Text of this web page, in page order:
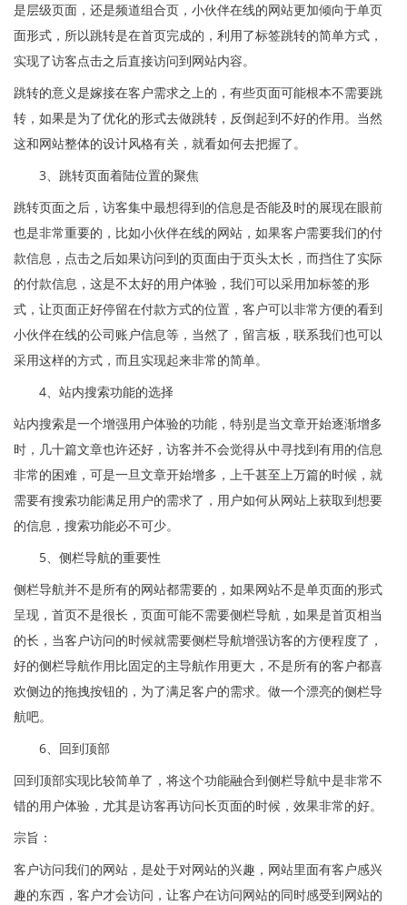
是层级页面，还是频道组合页，小伙伴在线的网站更加倾向于单页
面形式，所以跳转是在首页完成的，利用了标签跳转的简单方式，
实现了访客点击之后直接访问到网站内容。
跳转的意义是嫁接在客户需求之上的，有些页面可能根本不需要跳
转，如果是为了优化的形式去做跳转，反倒起到不好的作用。当然
这和网站整体的设计风格有关，就看如何去把握了。
3、跳转页面着陆位置的聚焦
跳转页面之后，访客集中最想得到的信息是否能及时的展现在眼前
也是非常重要的，比如小伙伴在线的网站，如果客户需要我们的付
款信息，点击之后如果访问到的页面由于页头太长，而挡住了实际
的付款信息，这是不太好的用户体验，我们可以采用加标签的形
式，让页面正好停留在付款方式的位置，客户可以非常方便的看到
小伙伴在线的公司账户信息等，当然了，留言板，联系我们也可以
采用这样的方式，而且实现起来非常的简单。
4、站内搜索功能的选择
站内搜索是一个增强用户体验的功能，特别是当文章开始逐渐增多
时，几十篇文章也许还好，访客并不会觉得从中寻找到有用的信息
非常的困难，可是一旦文章开始增多，上千甚至上万篇的时候，就
需要有搜索功能满足用户的需求了，用户如何从网站上获取到想要
的信息，搜索功能必不可少。
5、侧栏导航的重要性
侧栏导航并不是所有的网站都需要的，如果网站不是单页面的形式
呈现，首页不是很长，页面可能不需要侧栏导航，如果是首页相当
的长，当客户访问的时候就需要侧栏导航增强访客的方便程度了，
好的侧栏导航作用比固定的主导航作用更大，不是所有的客户都喜
欢侧边的拖拽按钮的，为了满足客户的需求。做一个漂亮的侧栏导
航吧。
6、回到顶部
回到顶部实现比较简单了，将这个功能融合到侧栏导航中是非常不
错的用户体验，尤其是访客再访问长页面的时候，效果非常的好。
宗旨：
客户访问我们的网站，是处于对网站的兴趣，网站里面有客户感兴
趣的东西，客户才会访问，让客户在访问网站的同时感受到网站的